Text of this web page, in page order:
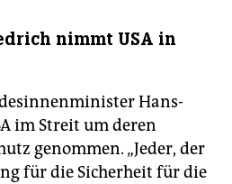
nimmt USA in
Hans-
im Streit um deren
genommen. „Jeder, der
für die Sicherheit für die